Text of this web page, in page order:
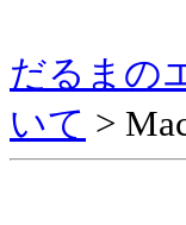
だるまの
いて >